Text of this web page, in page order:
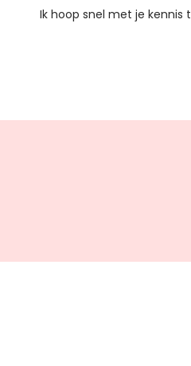
Ik hoop snel met je kennis